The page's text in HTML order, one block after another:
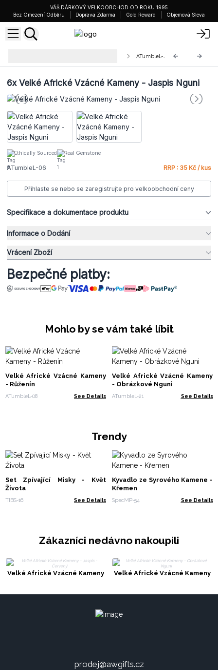
VÁŠ DÁRKOVÝ VELKOOBCHOD OD ROKU 1995
Bez Omezení Odběru
Doprava Zdarma Gold Reward Objemová Sleva
ATumbleL-06
6xVelké Africké Vzácné Kameny - Jaspis Nguni
Ethically Sourced Real Gemstone
ATumbleL-06 RRP : 35 Kč / kus
Přihlaste se nebo se zaregistrujte pro velkoobchodní ceny
Specifikace a dokumentace produktu
Informace o Dodání
Vrácení Zboží
Bezpečné platby:
Mohlo by se vám také líbit
Velké Africké Vzácné Kameny
- Růženín
ATumbleL-08 See Details
Velké Africké Vzácné Kameny
- Obrázkové Nguni
ATumbleL-21 See Details
Trendy
Set Zpívající Misky - Květ
Života
TIBS-16 See Details
Kyvadlo ze Syrového Kamene -
Křemen
SpecMP-54 See Details
Zákazníci nedávno nakoupili
Velké Africké Vzácné Kameny
Velké Africké Vzácné Kameny
prodej@awgifts.cz